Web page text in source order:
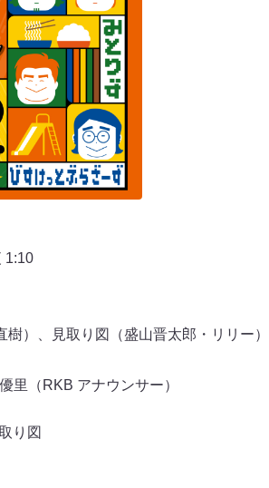
1:10
）、見取り図（盛山晋太郎・リリー
里（RKB アナウンサー）
り図